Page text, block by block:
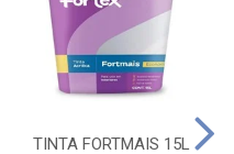
TINTA FORTMAIS 15L